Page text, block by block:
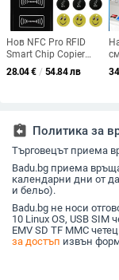
Нов NFC Pro RFID
Smart Chip Copier
IC/ID Key Reader
125Khz T5577 Badge
28.04€ / 54.84 лв
assignment_return Политика за
Търговецът приема
Badu.bg приема
календарни дни от
и бельо).
Badu.bg не носи
10 Linux OS, USB SIM
EMV SD TF MMC
за достъп извън